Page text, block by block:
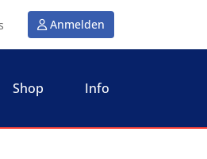
Anmelden
Shop Info